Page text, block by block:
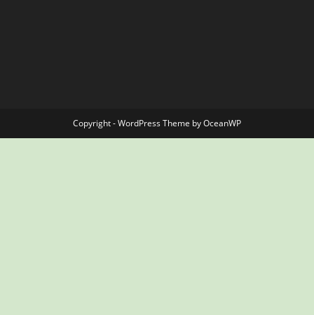
Copyright - WordPress Theme by OceanWP